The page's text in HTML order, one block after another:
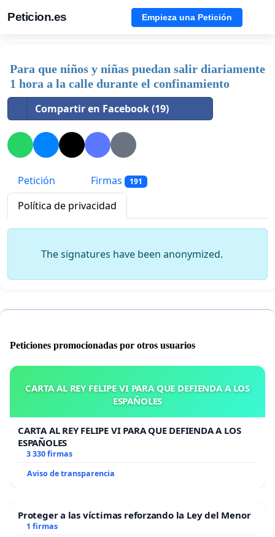
Peticion.es Empieza una Petición
Para que niños y niñas puedan salir diariamente
1 hora a la calle durante el confinamiento
Compartir en Facebook (19)
Petición Firmas 191
Política de privacidad
The signatures have been anonymized.
Peticiones promocionadas por otros usuarios
CARTA AL REY FELIPE VI PARA QUE DEFIENDA A LOS
ESPAÑOLES
CARTA AL REY FELIPE VI PARA QUE DEFIENDA A LOS
ESPAÑOLES
3 330 firmas
Aviso de transparencia
Proteger a las víctimas reforzando la Ley del Menor
1 firmas